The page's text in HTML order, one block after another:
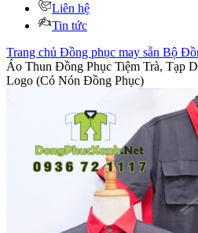
Liên hệ
Tin tức
Trang chủ Đồng phục may sẵn Bộ
Áo Thun Đồng Phục Tiệm Trà, Tạp
Logo (Có Nón Đồng Phục)